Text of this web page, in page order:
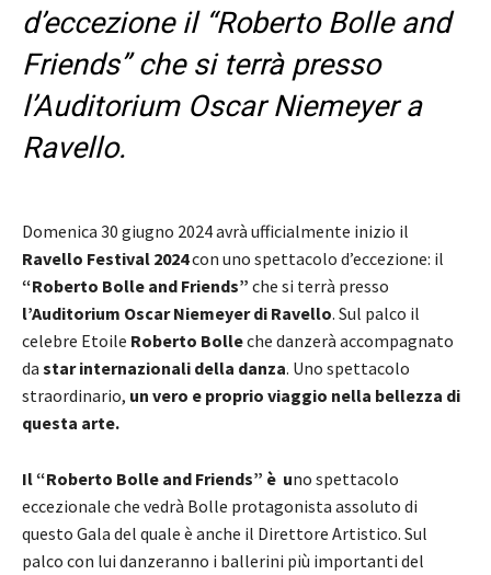
d’eccezione il “Roberto Bolle and
Friends” che si terrà presso
l’Auditorium Oscar Niemeyer a
Ravello.
Domenica 30 giugno 2024 avrà ufficialmente inizio il
Ravello Festival 2024con uno spettacolo d’eccezione: il
“Roberto Bolle and Friends” che si terrà presso
l’Auditorium Oscar Niemeyer di Ravello. Sul palco il
celebre Etoile Roberto Bolleche danzerà accompagnato
da star internazionali della danza. Uno spettacolo
straordinario, un vero e proprio viaggio nella bellezza di
questa arte.
Il “Roberto Bolle and Friends” è uno spettacolo
eccezionale che vedrà Bolle protagonista assoluto di
questo Gala del quale è anche il Direttore Artistico. Sul
palco con lui danzeranno i ballerini più importanti del